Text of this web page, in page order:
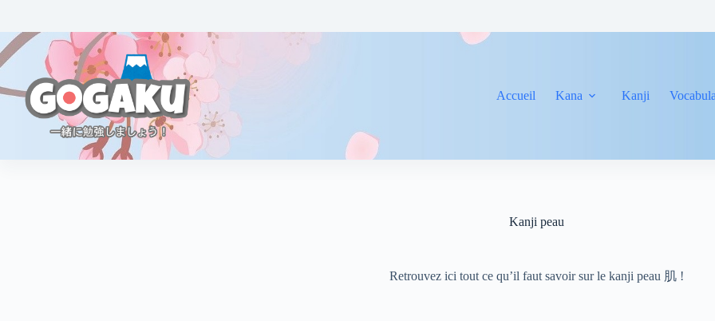
Accueil Kana Kanji
Kanji peau
Retrouvez ici tout ce qu’il faut savoir sur le kanji peau 肌 !